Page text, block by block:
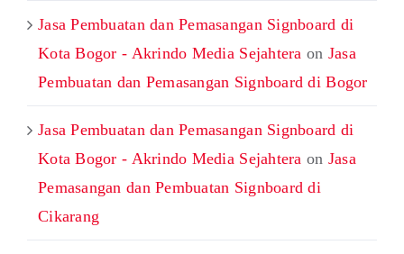
Jasa Pembuatan dan Pemasangan Signboard di
Kota Bogor - Akrindo Media Sejahtera on Jasa
Pembuatan dan Pemasangan Signboard di Bogor
Jasa Pembuatan dan Pemasangan Signboard di
Kota Bogor - Akrindo Media Sejahtera on Jasa
Pemasangan dan Pembuatan Signboard di
Cikarang